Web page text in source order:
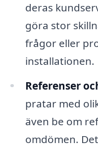
deras
göra stor
frågor eller
installationen.
Referenser
pratar med
även be om
omdömen.